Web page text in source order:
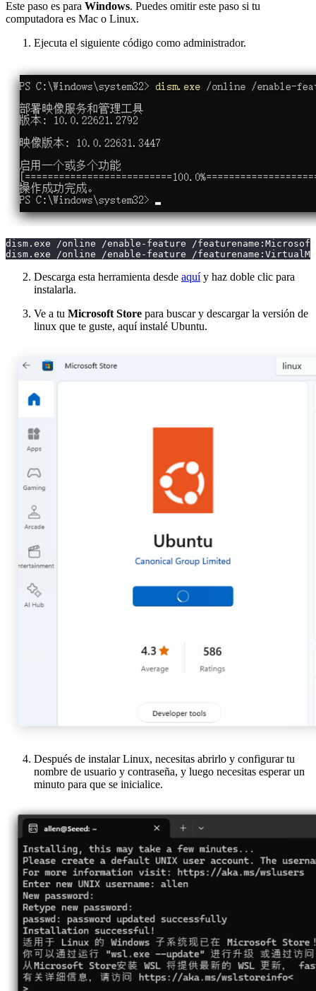
Este paso es para Windows. Puedes omitir este paso si tu
computadora es Mac o Linux.
Ejecuta el siguiente código como administrador.
dism.exe /online /enable-feature /
dism.exe /online /enable-feature /
Descarga esta herramienta desde aquíy haz doble clic para
instalarla.
Ve a tu Microsoft Store para buscar y descargar la versión de
linux que te guste, aquí instalé Ubuntu.
Después de instalar Linux, necesitas abrirlo y configurar tu
nombre de usuario y contraseña, y luego necesitas esperar un
minuto para que se inicialice.